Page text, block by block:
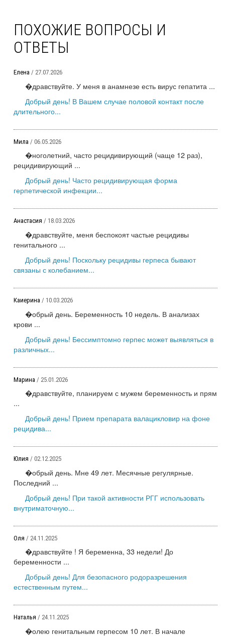
ПОХОЖИЕ ВОПРОСЫ И
ОТВЕТЫ
Елена / 27.07.2026
�дравствуйте. У меня в анамнезе есть вирус гепатита ...
Добрый день! В Вашем случае половой контакт после
длительного...
Мила / 06.05.2026
�ноголетний, часто рецидивирующий (чаще 12 раз),
рецидивирующий ...
Добрый день! Часто рецидивирующая форма
герпетической инфекции...
Анастасия / 18.03.2026
�дравствуйте, меня беспокоят частые рецидивы
генитального ...
Добрый день! Поскольку рецидивы герпеса бывают
связаны с колебанием...
Каиерина / 10.03.2026
�обрый день. Беременность 10 недель. В анализах
крови ...
Добрый день! Бессимптомно герпес может выявляться в
различных...
Марина / 25.01.2026
�дравствуйте, планируем с мужем беременность и прям
...
Добрый день! Прием препарата валацикловир на фоне
рецидива...
Юлия / 02.12.2025
�обрый день. Мне 49 лет. Месячные регулярные.
Последний ...
Добрый день! При такой активности РГГ использовать
внутриматочную...
Оля / 24.11.2025
�дравствуйте ! Я беременна, 33 недели! До
беременности ...
Добрый день! Для безопасного родоразрешения
естественным путем...
Наталья / 24.11.2025
�олею генитальным герпесом 10 лет. В начале